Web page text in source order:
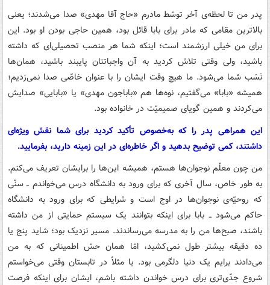
پدر من تا لحظه‌ی آخر توسّط مادرم «حاج آقا مهدی» صدا می‌شدند؛ یعنی
بالاترین مقامی که مادر برای بابا قائل بود، همین حاجی بودن او بود. این
برای من خیلی ارزشمند است؛ اینکه شما هر منصب تحصیلی‌ای که داشته
باشید، ولی وقتی تلاش کردید به آن واجباتتان پایبند باشید، همان‌ها
نَسَب شما می‌شود. ما هیچ وقت ایشان را با عنوان خاصّی صدا نمی‌زدیم؛
همیشه «بابا» می‌گفتیم، نوه‌ها هم «باباجون مهدی» یا «بابایی» صدایش
می‌کردند و همین گویای صمیمیّت در خانواده بود.
این همراهی پدر را که به‌خصوص تأکید کردید برای شما نقش ویژه‌ای
داشتند، کمی توضیح بدهید و اگر خاطره‌ای در این زمینه دارید، بفرمایید.
من چون معلّم نوجوان‌ها هستم، همیشه این‌ها را برایشان تعریف می‌کنم.
به طور خاص، سال آخری که برای ورود به دانشگاه درس می‌خواندم ــ سنّی
که روحیّه‌ی نوجوان‌ها در اوج است و شرایطی که برای ورود به دانشگاه
حاکم می‌شود ــ بابا برای اینکه بتوانند یک سیستم حمایتی از من داشته
باشند، صبح‌ها من را به مدرسه می‌رساندند. مسیر نزدیک بود؛ شاید پنج یا
ده دقیقه بیشتر طول نمی‌کشید، امّا همان حسّ اطمینانی که به من
می‌دادند برایم یک دنیا دلگرمی بود. یا مثلاً در تابستان وقتی می‌خواستم
شروع جدّی‌تری برای درس خواندن داشته باشم، ایشان برای اینکه فرصت